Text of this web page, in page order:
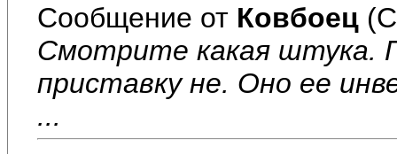
Сообщение от Ковбоец
Смотрите какая штука.
приставку не. Оно ее
...